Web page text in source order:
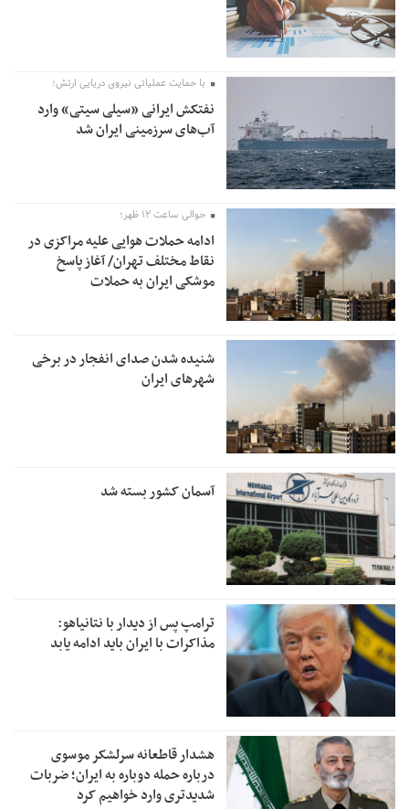
با حمایت عملیاتی نیروی دریایی ارتش؛
نفتکش ایرانی «سیلی سیتی» وارد
آب‌های سرزمینی ایران شد
حوالی ساعت ۱۲ ظهر؛
ادامه حملات هوایی علیه مراکزی در
نقاط مختلف تهران/ آغاز پاسخ
موشکی ایران به حملات
شنیده شدن صدای انفجار در برخی
شهرهای ایران
آسمان کشور بسته شد
ترامپ پس از دیدار با نتانیاهو:
مذاکرات با ایران باید ادامه یابد
هشدار قاطعانه سرلشکر موسوی
درباره حمله دوباره به ایران؛ ضربات
شدیدتری وارد خواهیم کرد